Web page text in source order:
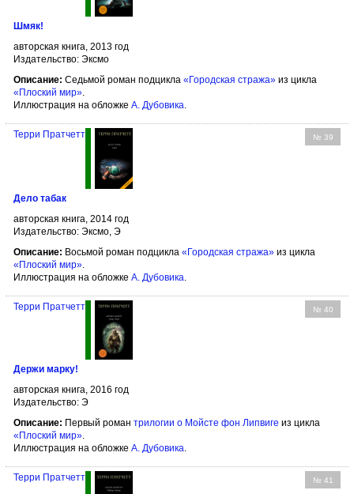
Шмяк!
авторская книга, 2013 год
Издательство: Эксмо
Описание: Седьмой роман подцикла «Городская стража» из цикла
«Плоский мир»
Иллюстрация на обложке А. Дубовика
№ 39
Терри Пратчетт
Дело табак
авторская книга, 2014 год
Издательство: Эксмо, Э
Описание: Восьмой роман подцикла «Городская стража» из цикла
«Плоский мир».
Иллюстрация на обложке А. Дубовика.
№ 40
Терри Пратчетт
Держи марку!
авторская книга, 2016 год
Издательство: Э
Описание: Первый роман трилогии о Мойсте фон Липвиге из цикла
«Плоский мир»
Иллюстрация на обложке А. Дубовика
№ 41
Терри Пратчетт